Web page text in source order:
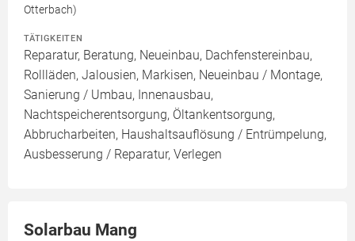
Otterbach)
TÄTIGKEITEN
Reparatur, Beratung, Neueinbau, Dachfenstereinbau,
Rollläden, Jalousien, Markisen, Neueinbau / Montage,
Sanierung / Umbau, Innenausbau,
Nachtspeicherentsorgung, Öltankentsorgung,
Abbrucharbeiten, Haushaltsauflösung / Entrümpelung,
Ausbesserung / Reparatur, Verlegen
Solarbau Mang